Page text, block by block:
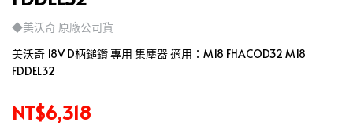
◆美沃奇 原廠公司貨
美沃奇 18V D柄鎚鑽 專用 集塵器 適用：M18 FHACOD32 M18
FDDEL32
NT$6,318